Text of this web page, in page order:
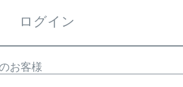
ログイン
お客様